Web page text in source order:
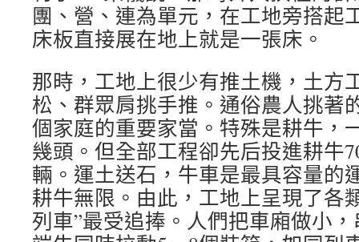
團、營、連為單元，在工地旁搭起
床板直接展在地上就是一張床。
那時，工地上很少有推土機，土方
松、群眾肩挑手推。通俗農人挑著
個家庭的重要家當。特殊是耕牛，
幾頭。但全部工程卻先后投進耕牛
輛。運土送石，牛車是最具容量的
耕牛無限。由此，工地上呈現了各
列車”最受追捧。人們把車廂做小